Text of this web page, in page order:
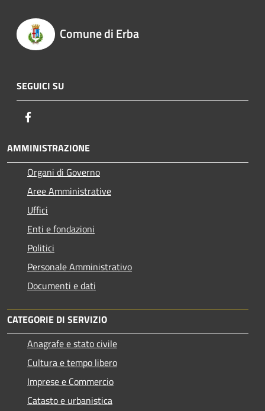
Comune di Erba
SEGUICI SU
AMMINISTRAZIONE
Organi di Governo
Aree Amministrative
Uffici
Enti e fondazioni
Politici
Personale Amministrativo
Documenti e dati
CATEGORIE DI SERVIZIO
Anagrafe e stato civile
Cultura e tempo libero
Imprese e Commercio
Catasto e urbanistica